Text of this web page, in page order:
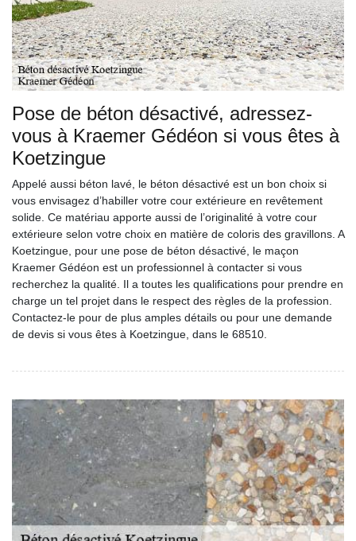
Pose de béton désactivé, adressez-
vous à Kraemer Gédéon si vous êtes à
Koetzingue
Appelé aussi béton lavé, le béton désactivé est un bon choix si
vous envisagez d’habiller votre cour extérieure en revêtement
solide. Ce matériau apporte aussi de l’originalité à votre cour
extérieure selon votre choix en matière de coloris des gravillons. A
Koetzingue, pour une pose de béton désactivé, le maçon
Kraemer Gédéon est un professionnel à contacter si vous
recherchez la qualité. Il a toutes les qualifications pour prendre en
charge un tel projet dans le respect des règles de la profession.
Contactez-le pour de plus amples détails ou pour une demande
de devis si vous êtes à Koetzingue, dans le 68510.